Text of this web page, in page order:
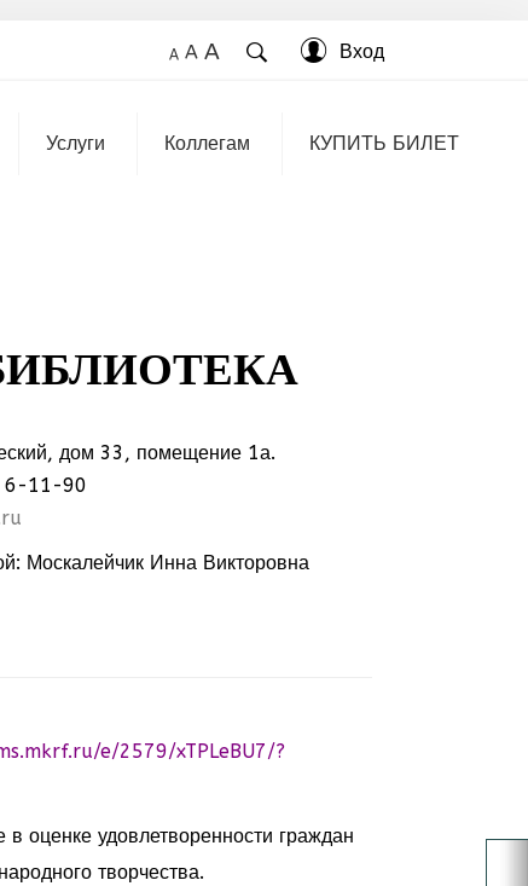
Вход
A A A
Услуги Коллегам КУПИТЬ БИЛЕТ
дом 33, помещение 1а.
6-11-90
Москалейчик Инна Викторовна
e/2579/xTPLeBU7/?
оценке удовлетворенности граждан
творчества.